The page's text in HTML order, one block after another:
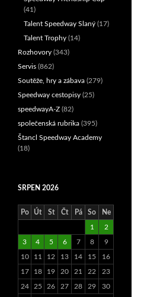
(41)
Talent Speedway Slaný (17)
Talent Trophy (14)
Rozhovory (343)
Servis (862)
Soutěže, hry a zábava (279)
Speedway cestopisy (25)
speedwayA-Z (82)
společenská rubrika (395)
Štancl Speedway Academy
(18)
SRPEN 2026
Po Út St Čt Pá So Ne
1 2
3 4 5 6 7 8 9
10 11 12 13 14 15 16
17 18 19 20 21 22 23
24 25 26 27 28 29 30